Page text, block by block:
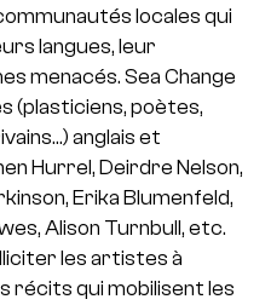
locales qui
langues, leur
menacés. Sea Change
(plasticiens, poètes,
anglais et
Hurrel, Deirdre Nelson,
Erika Blumenfeld,
Alison Turnbull, etc.
les artistes à
récits qui mobilisent les